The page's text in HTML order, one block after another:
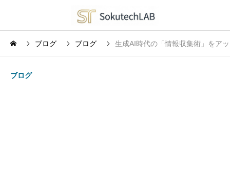
ブログ ブログ 生成AI時代の「情報収集術」をア
ブログ